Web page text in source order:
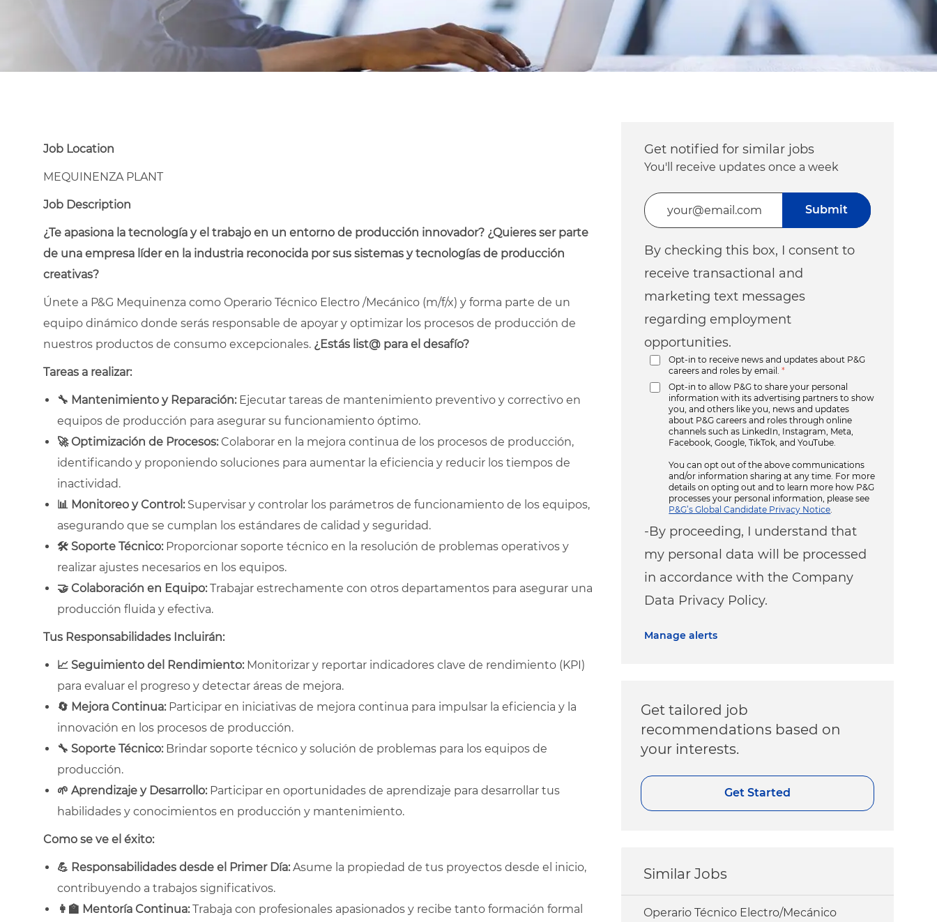
Job Location
MEQUINENZA PLANT
Job Description
¿Te apasiona la tecnología y el trabajo en un entorno de producción innovador? ¿Quieres ser parte
de una empresa líder en la industria reconocida por sus sistemas y tecnologías de producción
creativas?
Únete a P&G Mequinenza como Operario Técnico Electro /Mecánico (m/f/x) y forma parte de un
equipo dinámico donde serás responsable de apoyar y optimizar los procesos de producción de
nuestros productos de consumo excepcionales. ¿Estás list@ para el desafío?
Tareas a realizar:
🔧 Mantenimiento y Reparación:Ejecutar tareas de mantenimiento preventivo y correctivo en
equipos de producción para asegurar su funcionamiento óptimo.
🚀 Optimización de Procesos:Colaborar en la mejora continua de los procesos de producción,
identificando y proponiendo soluciones para aumentar la eficiencia y reducir los tiempos de
inactividad.
📊 Monitoreo y Control:Supervisar y controlar los parámetros de funcionamiento de los equipos,
asegurando que se cumplan los estándares de calidad y seguridad.
🛠 Soporte Técnico:Proporcionar soporte técnico en la resolución de problemas operativos y
realizar ajustes necesarios en los equipos.
🤝 Colaboración en Equipo:Trabajar estrechamente con otros departamentos para asegurar una
producción fluida y efectiva.
Tus Responsabilidades Incluirán:
📈 Seguimiento del Rendimiento:Monitorizar y reportar indicadores clave de rendimiento (KPI)
para evaluar el progreso y detectar áreas de mejora.
🔄 Mejora Continua:Participar en iniciativas de mejora continua para impulsar la eficiencia y la
innovación en los procesos de producción.
🔧 Soporte Técnico:Brindar soporte técnico y solución de problemas para los equipos de
producción.
🌱 Aprendizaje y Desarrollo:Participar en oportunidades de aprendizaje para desarrollar tus
habilidades y conocimientos en producción y mantenimiento.
Como se ve el éxito:
💪 Responsabilidades desde el Primer Día:Asume la propiedad de tus proyectos desde el inicio,
contribuyendo a trabajos significativos.
👩 Mentoría Continua:Trabaja con profesionales apasionados y recibe tanto formación formal
Get notified for similar jobs
You'll receive updates once a week
Enter Email address (Required)
By checking this box, I consent to
receive transactional and
marketing text messages
regarding employment
opportunities.
Opt-in to receive news and updates about P&G
careers and roles by email.
*
Opt-in to allow P&G to share your personal
information with its advertising partners to show
you, and others like you, news and updates
about P&G careers and roles through online
channels such as LinkedIn, Instagram, Meta,
Facebook, Google, TikTok, and YouTube.
You can opt out of the above communications
and/or information sharing at any time. For more
details on opting out and to learn more how P&G
processes your personal information, please see
P&G’s Global Candidate Privacy Notice
-By proceeding, I understand that
my personal data will be processed
in accordance with the Company
Data Privacy Policy.
Submit
Manage alerts
Get tailored job
recommendations based on
your interests.
Get Started
Similar Jobs
Operario Técnico Electro/Mecánico